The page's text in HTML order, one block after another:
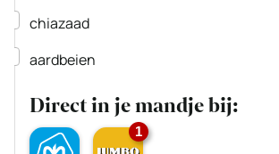
▢
chiazaad
▢
aardbeien
Direct in je mandje bij:
1